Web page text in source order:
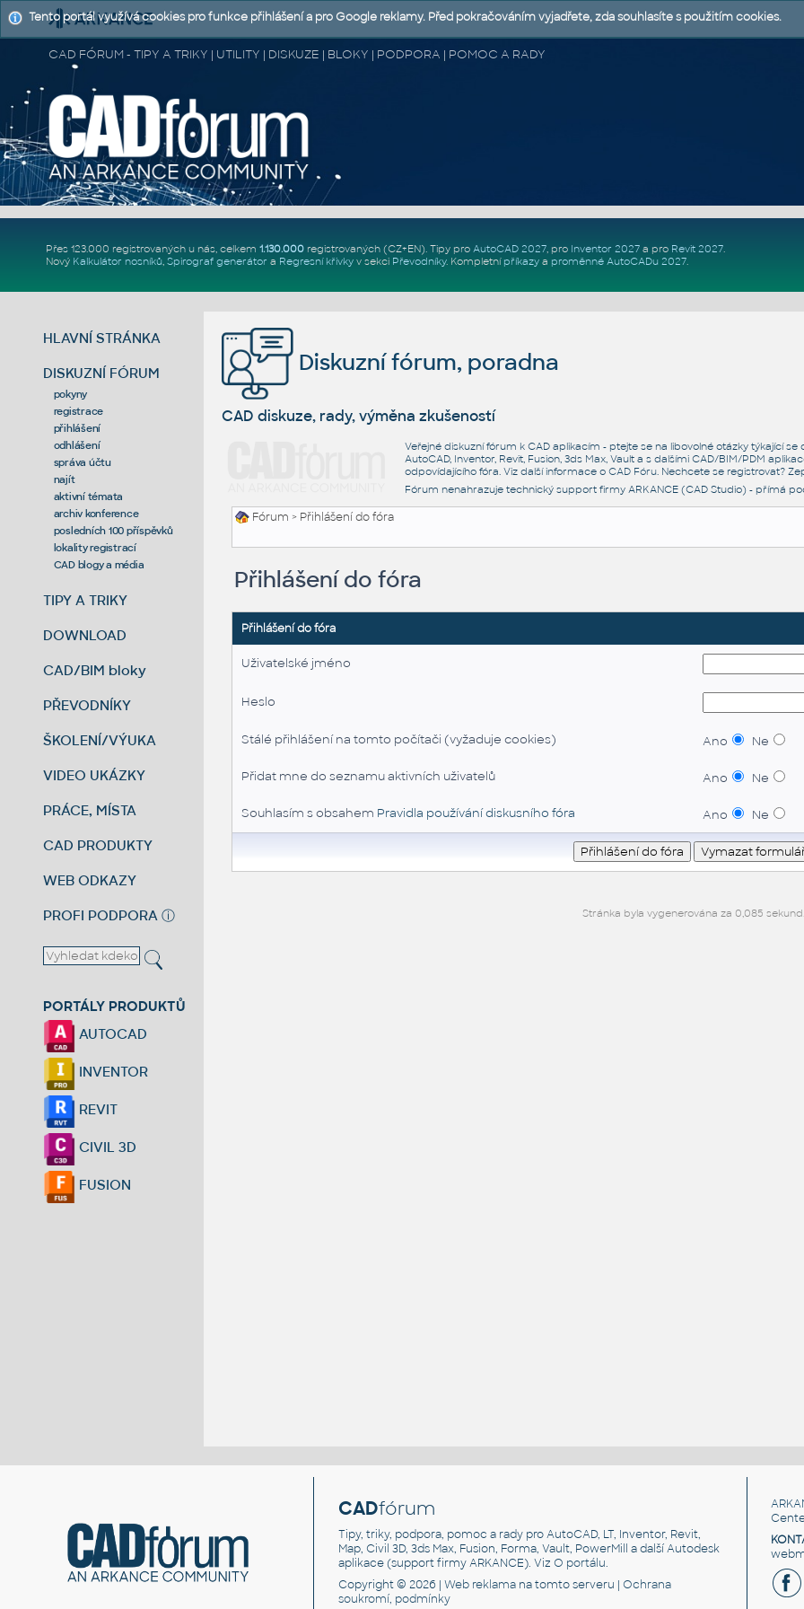
CAD FÓRUM - TIPY A TRIKY | UTILITY | DISKUZE | BLOKY | PODPORA | POMOC A RADY
Přes 123.000 registrovaných u nás, celkem 1.130.000registrovaných (CZ+EN). Tipy pro AutoCAD 2027, pro Inventor 2027a pro Revit 2027.
Nový Kalkulátor nosníků, Spirograf generátor a Regresní křivkyv sekci Převodníky. Kompletní příkazya proměnné AutoCADu 2027.
HLAVNÍ STRÁNKA
DISKUZNÍ FÓRUM
pokyny
registrace
přihlášení
odhlášení
správa účtu
najít
aktivní témata
archiv konference
posledních 100 příspěvků
lokality registrací
CAD blogy a média
TIPY A TRIKY
DOWNLOAD
CAD/BIM bloky
PŘEVODNÍKY
ŠKOLENÍ/VÝUKA
VIDEO UKÁZKY
PRÁCE, MÍSTA
CAD PRODUKTY
WEB ODKAZY
PROFI PODPORA ⓘ
PORTÁLY PRODUKTŮ
AUTOCAD
INVENTOR
REVIT
CIVIL 3D
FUSION
Diskuzní fórum, poradna
CAD diskuze, rady, výměna zkušeností
Veřejné diskuzní fórum k CAD aplikacím - ptejte se na libovolné otázky týkající
AutoCAD, Inventor, Revit, Fusion, 3ds Max, Vault a s dalšími CAD/BIM/PDM
odpovídajícího fóra. Viz další informace o CAD Fóru. Nechcete se registrovat?
Fórum nenahrazuje technický support firmy ARKANCE (CAD Studio) - přímá
Fórum > Přihlášení do fóra
Přihlášení do fóra
Přihlášení do fóra
Uživatelské jméno
Heslo
Stálé přihlášení na tomto počítači (vyžaduje cookies) Ano Ne
Přidat mne do seznamu aktivních uživatelů Ano Ne
Souhlasím s obsahem Pravidla používání diskusního fóra Ano Ne
Stránka byla vygenerována za 0,085 sekund.
CADfórum
Tipy, triky, podpora, pomoc a rady pro AutoCAD, LT, Inventor, Revit,
Map, Civil 3D, 3ds Max, Fusion, Forma, Vault, PowerMill a další Autodesk
aplikace (support firmy ARKANCE). VizO portálu.
Copyright © 2026 |Web reklama na tomto serveru |Ochrana
soukromí, podmínky
Tento portál využívá cookies pro funkce přihlášení a pro Google reklamy. Před pokračováním vyjadřete, zda souhlasíte s použitím cookies.